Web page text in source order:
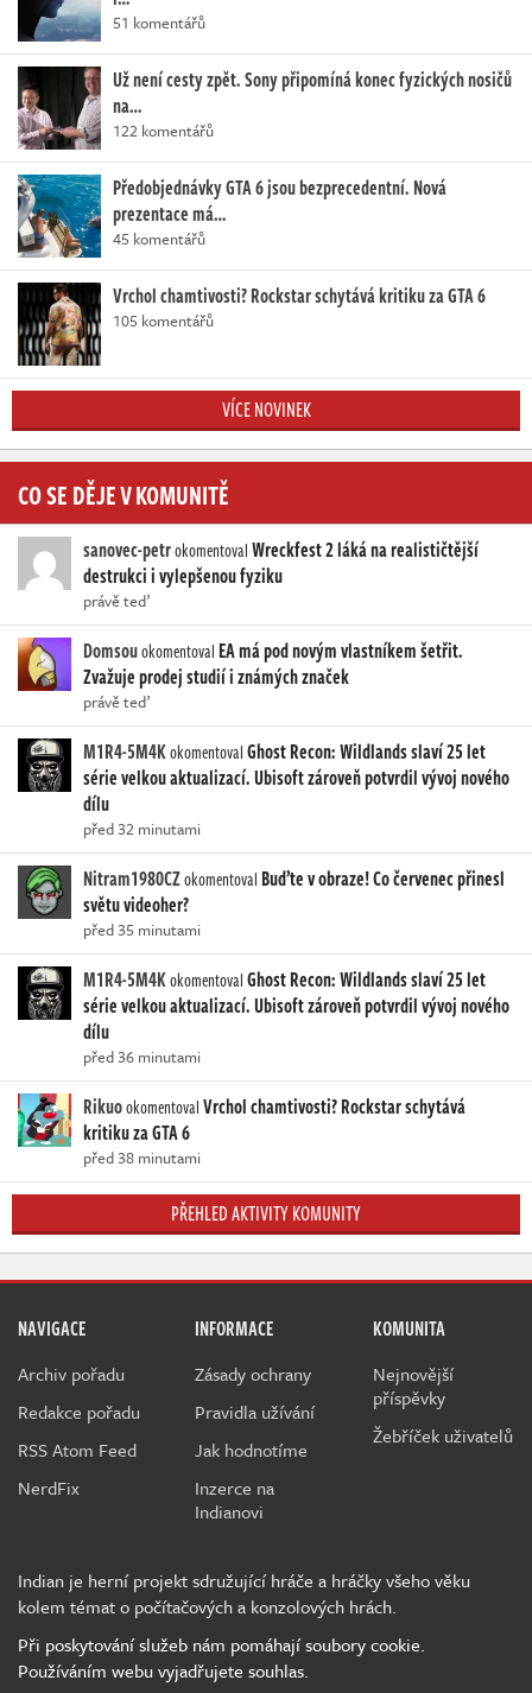
51 komentářů
Už není cesty zpět. Sony připomíná konec fyzických nosičů
na…
122 komentářů
Předobjednávky GTA 6 jsou bezprecedentní. Nová
prezentace má…
45 komentářů
Vrchol chamtivosti? Rockstar schytává kritiku za GTA 6
105 komentářů
VÍCE NOVINEK
CO SE DĚJE V KOMUNITĚ
sanovec-petrokomentovalWreckfest 2 láká na realističtější
destrukci i vylepšenou fyziku
právě teď
Domsouokomentoval EA má pod novým vlastníkem šetřit.
Zvažuje prodej studií i známých značek
právě teď
M1R4-5M4KokomentovalGhost Recon: Wildlands slaví 25 let
série velkou aktualizací. Ubisoft zároveň potvrdil vývoj nového
dílu
před 32 minutami
Nitram1980CZokomentoval Buďte v obraze! Co červenec přinesl
světu videoher?
před 35 minutami
M1R4-5M4KokomentovalGhost Recon: Wildlands slaví 25 let
série velkou aktualizací. Ubisoft zároveň potvrdil vývoj nového
dílu
před 36 minutami
RikuookomentovalVrchol chamtivosti? Rockstar schytává
kritiku za GTA 6
před 38 minutami
PŘEHLED AKTIVITY KOMUNITY
NAVIGACE
Archiv pořadu
Redakce pořadu
RSS Atom Feed
NerdFix
INFORMACE
Zásady ochrany
Pravidla užívání
Jak hodnotíme
Inzerce na
Indianovi
KOMUNITA
Nejnovější
příspěvky
Žebříček uživatelů
Indian je herní projekt sdružující hráče a hráčky všeho věku
kolem témat o počítačových a konzolových hrách.
Při poskytování služeb nám pomáhají soubory cookie.
Používáním webu vyjadřujete souhlas.